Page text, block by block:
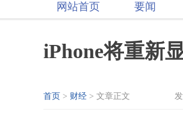
网站首页 要闻
iPhone将重新
首页 > 财经 > 文章正文